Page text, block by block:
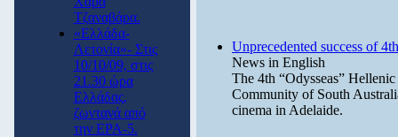
Τζαναβάρα.
«Ελλάδα-
Λετονία»- Στις
10/10/09, στις
21.30 ώρα
Ελλάδας,
ζωντανά από
την ΕΡΑ-5.
Unprecedented success of
News in English
The 4th “Odysseas”
Community of South
cinema in Adelaide.